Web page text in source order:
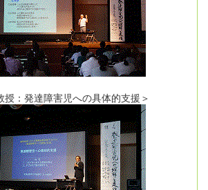
授：発達障害児への具体的支援＞